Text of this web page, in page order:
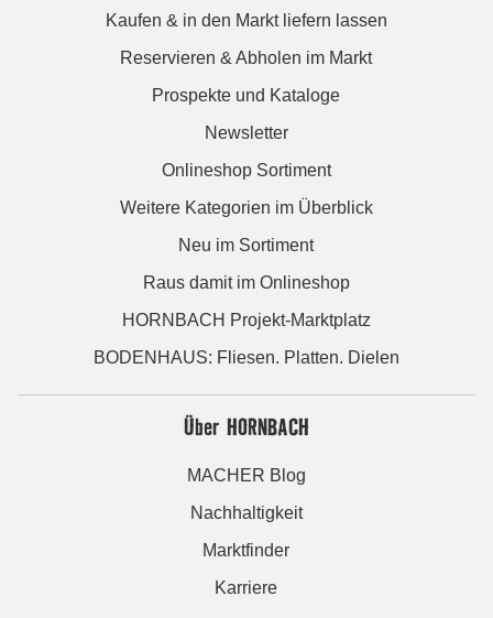
Kaufen & in den Markt liefern lassen
Reservieren & Abholen im Markt
Prospekte und Kataloge
Newsletter
Onlineshop Sortiment
Weitere Kategorien im Überblick
Neu im Sortiment
Raus damit im Onlineshop
HORNBACH Projekt-Marktplatz
BODENHAUS: Fliesen. Platten. Dielen
Über HORNBACH
MACHER Blog
Nachhaltigkeit
Marktfinder
Karriere